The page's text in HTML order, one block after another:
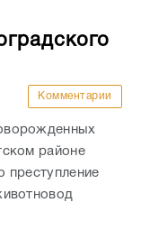
Комментарии
районе
преступление